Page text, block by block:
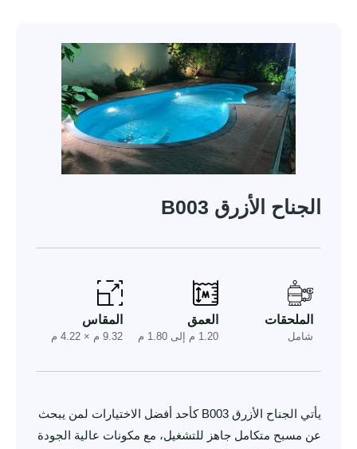
الجناح الأزرق B003
الملحقات
شامل
العمق
1.20 م إلى 1.80 م
المقاس
9.32 م × 4.22 م
يأتي الجناح الأزرق B003 كأحد أفضل الاختيارات لمن يبحث
عن مسبح متكامل جاهز للتشغيل، مع مكونات عالية الجودة